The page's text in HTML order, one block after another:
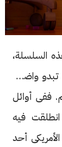
السلسلة،
لا يصدق قبل ٣٠ عامًا، تبدو واضحة
ففى أوائل
فيه
أحد